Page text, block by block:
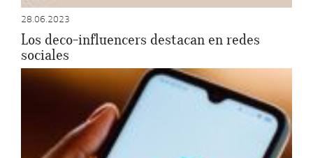
28.06.2023
Los deco-influencers destacan en redes
sociales